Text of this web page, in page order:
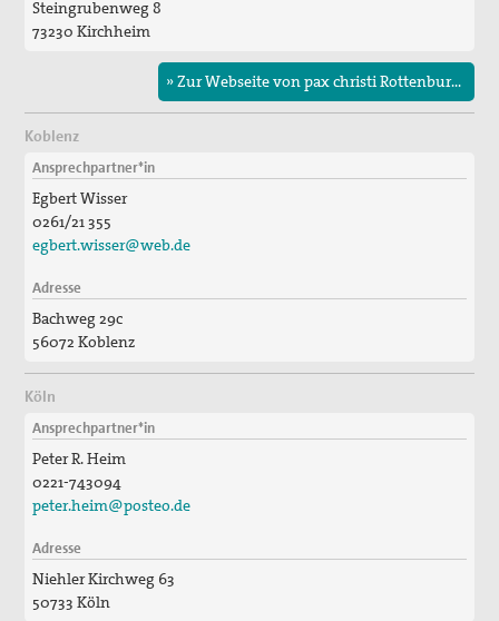
Steingrubenweg 8
73230 Kirchheim
» Zur Webseite von pax christi Rottenburg-Stuttgart
Koblenz
Ansprechpartner*in
Egbert Wisser
0261/21 355
egbert.wisser@web.de
Adresse
Bachweg 29c
56072 Koblenz
Köln
Ansprechpartner*in
Peter R. Heim
0221-743094
peter.heim@posteo.de
Adresse
Niehler Kirchweg 63
50733 Köln